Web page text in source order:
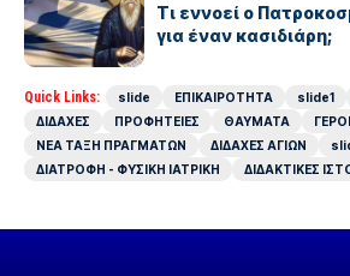
Τι εννοεί ο
για έναν κασιδιάρη;
Quick Links: slide ΕΠΙΚΑΙΡΟΤΗΤΑ slide1
ΔΙΔΑΧΕΣ
ΠΡΟΦΗΤΕΙΕΣ ΘΑΥΜΑΤΑ
ΝΕΑ ΤΑΞΗ ΠΡΑΓΜΑΤΩΝ
ΔΙΔΑΧΕΣ ΑΓΙΩΝ
ΔΙΑΤΡΟΦΗ - ΦΥΣΙΚΗ ΙΑΤΡΙΚΗ
ΔΙΔΑΚΤΙΚΕΣ